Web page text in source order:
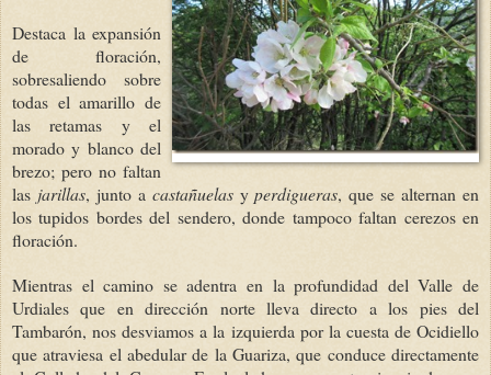
Destaca la expansión
de floración,
sobresaliendo sobre
todas el amarillo de
las retamas y el
morado y blanco del
brezo; pero no faltan
las jarillas, junto a castañuelas yperdigueras, que se alternan en
los tupidos bordes del sendero, donde tampoco faltan cerezos en
floración.
Mientras el camino se adentra en la profundidad del Valle de
Urdiales que en dirección norte lleva directo a los pies del
Tambarón, nos desviamos a la izquierda por la cuesta de Ocidiello
que atraviesa el abedular de la Guariza, que conduce directamente